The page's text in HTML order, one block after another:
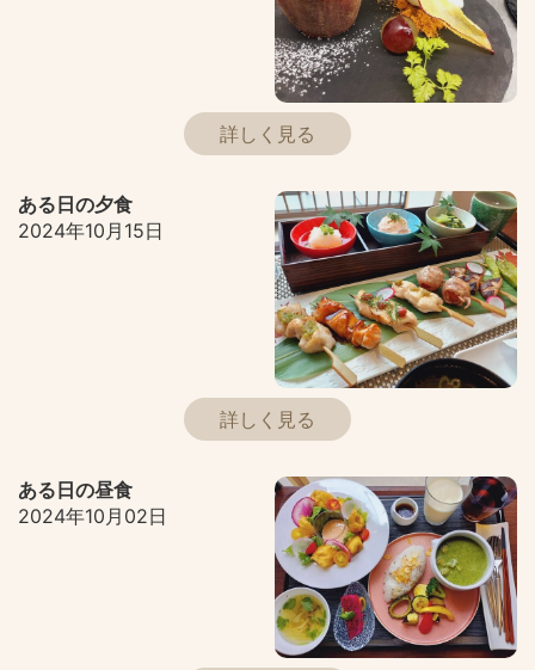
詳しく見る
ある日の夕食
2024年10月15日
詳しく見る
ある日の昼食
2024年10月02日